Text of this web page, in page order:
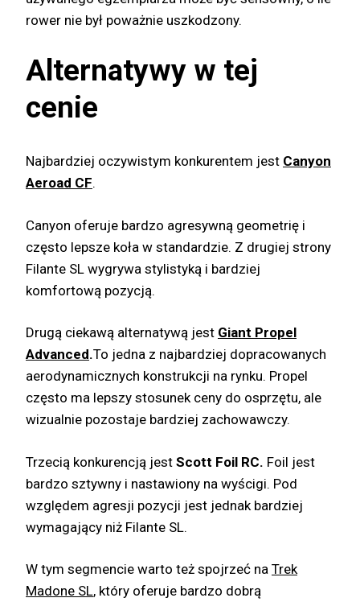
rower nie był poważnie uszkodzony.
Alternatywy w tej
cenie
Najbardziej oczywistym konkurentem jest Canyon
Aeroad CF.
Canyon oferuje bardzo agresywną geometrię i
często lepsze koła w standardzie. Z drugiej strony
Filante SL wygrywa stylistyką i bardziej
komfortową pozycją.
Drugą ciekawą alternatywą jest Giant Propel
Advanced.To jedna z najbardziej dopracowanych
aerodynamicznych konstrukcji na rynku. Propel
często ma lepszy stosunek ceny do osprzętu, ale
wizualnie pozostaje bardziej zachowawczy.
Trzecią konkurencją jest Scott Foil RC. Foil jest
bardzo sztywny i nastawiony na wyścigi. Pod
względem agresji pozycji jest jednak bardziej
wymagający niż Filante SL.
W tym segmencie warto też spojrzeć na Trek
Madone SL, który oferuje bardzo dobrą